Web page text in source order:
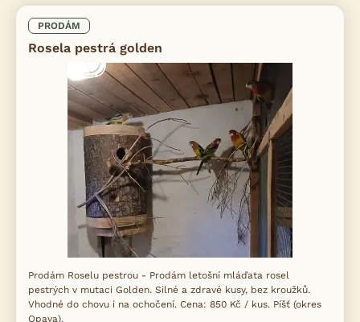
PRODÁM
Rosela pestrá golden
Prodám Roselu pestrou - Prodám letošní mláďata rosel
pestrých v mutaci Golden. Silné a zdravé kusy, bez kroužků.
Vhodné do chovu i na ochočení. Cena: 850 Kč / kus. Píšť (okres
Opava).